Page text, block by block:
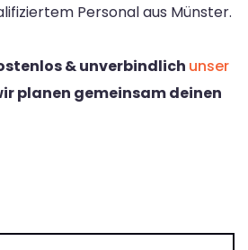
Personal aus Münster.
& unverbindlich unser
planen gemeinsam deinen